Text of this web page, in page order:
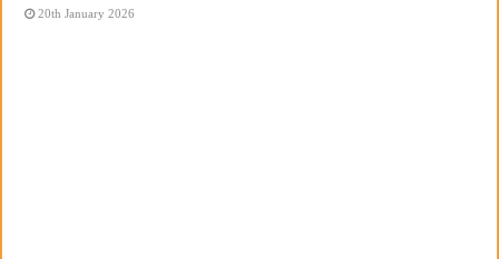
20th January 2026